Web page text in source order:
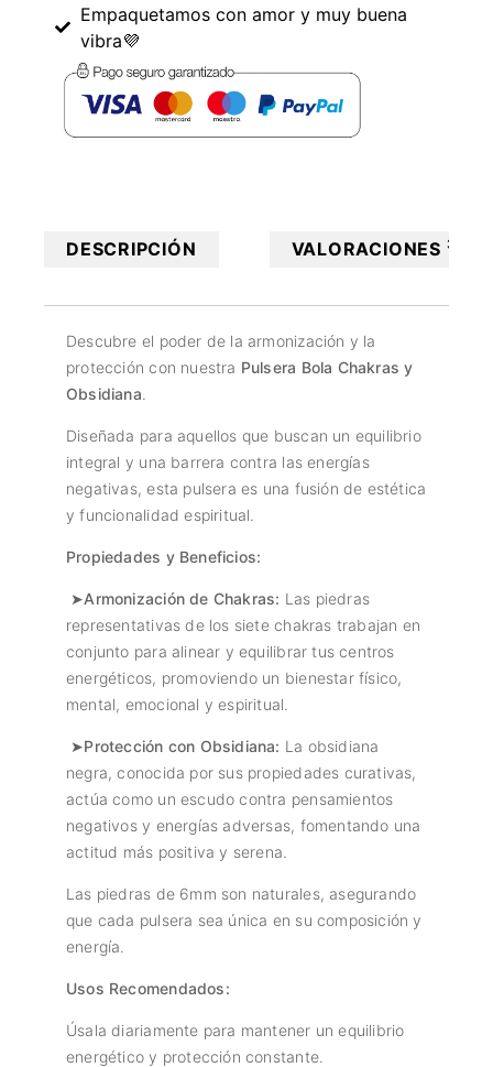
Empaquetamos con amor y muy buena
vibra💜
DESCRIPCIÓN VALORACIONES 3
Descubre el poder de la armonización y la
protección con nuestra Pulsera Bola Chakras y
Obsidiana.
Diseñada para aquellos que buscan un equilibrio
integral y una barrera contra las energías
negativas, esta pulsera es una fusión de estética
y funcionalidad espiritual.
Propiedades y Beneficios:
➤Armonización de Chakras: Las piedras
representativas de los siete chakras trabajan en
conjunto para alinear y equilibrar tus centros
energéticos, promoviendo un bienestar físico,
mental, emocional y espiritual.
➤Protección con Obsidiana: La obsidiana
negra, conocida por sus propiedades curativas,
actúa como un escudo contra pensamientos
negativos y energías adversas, fomentando una
actitud más positiva y serena.
Las piedras de 6mm son naturales, asegurando
que cada pulsera sea única en su composición y
energía.
Usos Recomendados:
Úsala diariamente para mantener un equilibrio
energético y protección constante.